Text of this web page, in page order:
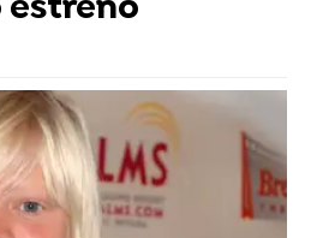
estreno